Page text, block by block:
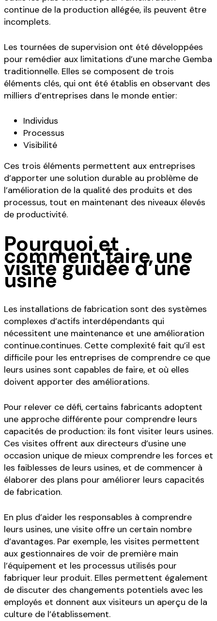
continue de la production allégée, ils peuvent être
incomplets.
Les tournées de supervision ont été développées
pour remédier aux limitations d’une marche Gemba
traditionnelle. Elles se composent de trois
éléments clés, qui ont été établis en observant des
milliers d’entreprises dans le monde entier:
Individus
Processus
Visibilité
Ces trois éléments permettent aux entreprises
d’apporter une solution durable au problème de
l’amélioration de la qualité des produits et des
processus, tout en maintenant des niveaux élevés
de productivité.
Pourquoi et
comment faire une
visite guidée d’une
usine
Les installations de fabrication sont des systèmes
complexes d’actifs interdépendants qui
nécessitent une maintenance et une amélioration
continue.continues. Cette complexité fait qu’il est
difficile pour les entreprises de comprendre ce que
leurs usines sont capables de faire, et où elles
doivent apporter des améliorations.
Pour relever ce défi, certains fabricants adoptent
une approche différente pour comprendre leurs
capacités de production: ils font visiter leurs usines.
Ces visites offrent aux directeurs d’usine une
occasion unique de mieux comprendre les forces et
les faiblesses de leurs usines, et de commencer à
élaborer des plans pour améliorer leurs capacités
de fabrication.
En plus d’aider les responsables à comprendre
leurs usines, une visite offre un certain nombre
d’avantages. Par exemple, les visites permettent
aux gestionnaires de voir de première main
l’équipement et les processus utilisés pour
fabriquer leur produit. Elles permettent également
de discuter des changements potentiels avec les
employés et donnent aux visiteurs un aperçu de la
culture de l’établissement.